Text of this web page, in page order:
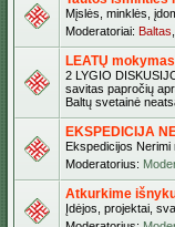
Mįslės, minklės,
Moderatoriai: Baltas
LEATŲ mokymas
2 LYGIO
savitas papročių
Baltų svetainė
EKSPEDICIJA
Ekspedicijos Nerimi
Moderatorius:
Atkurkime
Įdėjos, projektai,